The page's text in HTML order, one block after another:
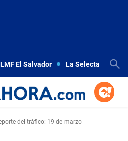
LMF El Salvador La Selecta
del tráfico: 19 de marzo